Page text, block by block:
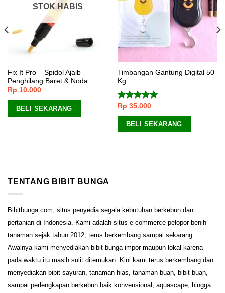
STOK HABIS
Fix It Pro – Spidol Ajaib
Penghilang Baret & Noda
Rp 10.000
BELI SEKARANG
Timbangan Gantung Digital 50
Kg
Dinilai5.00
dari 5
Rp 35.000
BELI SEKARANG
TENTANG BIBIT BUNGA
Bibitbunga.com, situs penyedia segala kebutuhan berkebun dan
pertanian di Indonesia. Kami adalah situs e-commerce pelopor benih
tanaman sejak tahun 2012, terus berkembang sampai sekarang.
Awalnya kami menyediakan bibit bunga impor maupun lokal karena
pada waktu itu masih sulit ditemukan. Kini kami terus berkembang dan
menyediakan bibit sayuran, tanaman hias, tanaman buah, bibit buah,
sampai perlengkapan berkebun baik konvensional, aquascape, hingga